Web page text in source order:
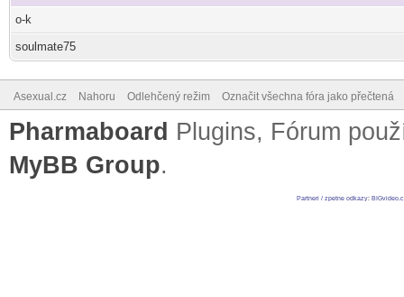
o-k
soulmate75
Asexual.cz Nahoru Odlehčený režim Označit všechna fóra jako přečtená
Pharmaboard Plugins, Fórum
MyBB Group.
Partneri / zpetne odkazy: